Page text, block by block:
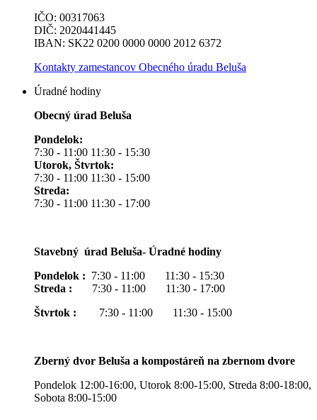
IČO: 00317063
DIČ: 2020441445
IBAN: SK22 0200 0000 0000 2012 6372
Kontakty zamestancov Obecného úradu Beluša
Úradné hodiny
Obecný úrad Beluša
Pondelok:
7:30 - 11:00 11:30 - 15:30
Utorok, Štvrtok:
7:30 - 11:00 11:30 - 15:00
Streda:
7:30 - 11:00 11:30 - 17:00
Stavebný úrad Beluša- Úradné hodiny
Pondelok : 7:30 - 11:00 11:30 - 15:30
Streda : 7:30 - 11:00 11:30 - 17:00
Štvrtok : 7:30 - 11:00 11:30 - 15:00
Zberný dvor Beluša a kompostáreň na zbernom dvore
Pondelok 12:00-16:00, Utorok 8:00-15:00, Streda 8:00-18:00,
Sobota 8:00-15:00